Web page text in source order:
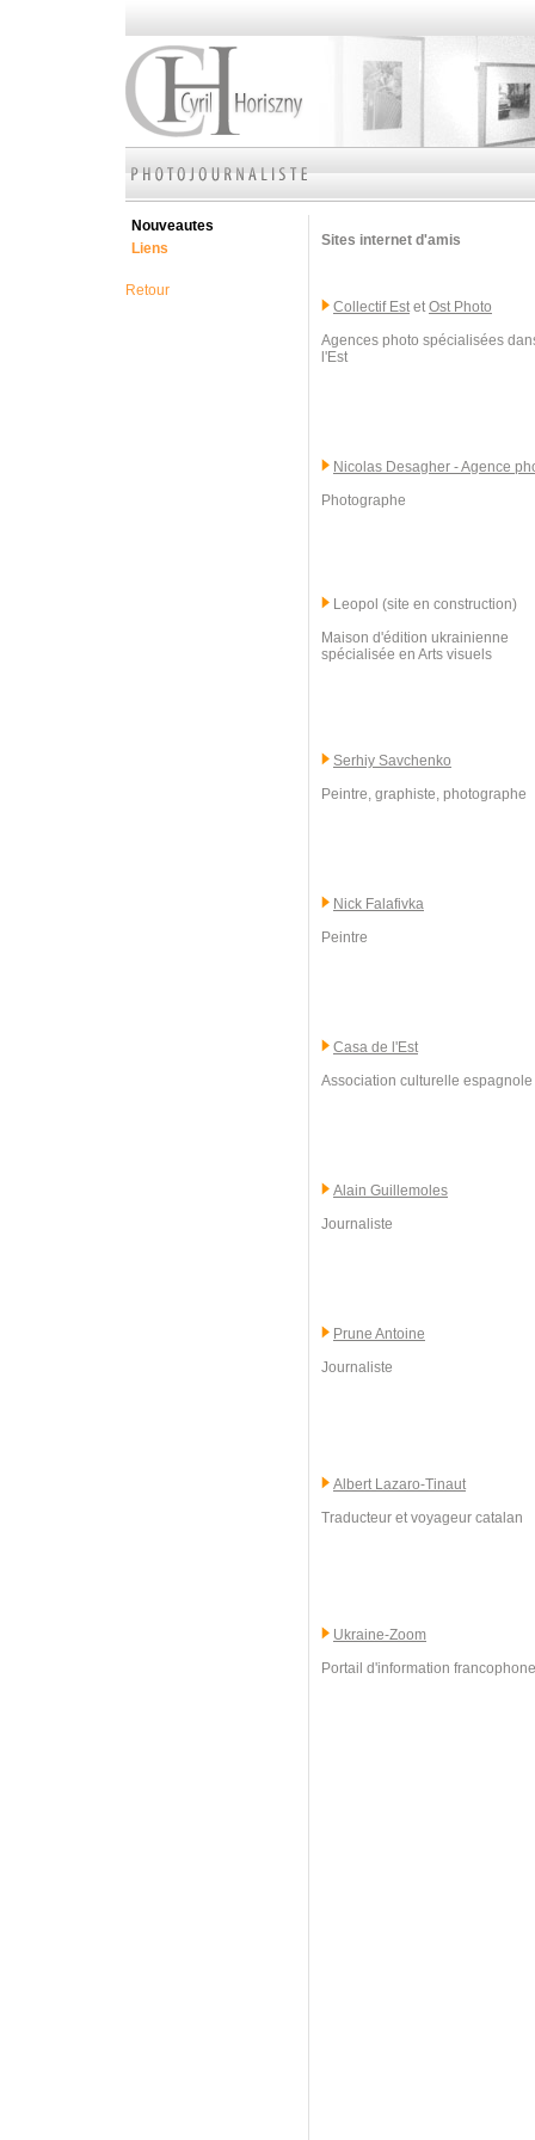
Nouveautes
Liens
Retour
Sites internet d'amis
Collectif Est et Ost Photo
Agences photo spécialisées
l'Est
Nicolas Desagher - Agence
Photographe
Leopol (site en construction)
Maison d'édition ukrainienne
spécialisée en Arts visuels
Serhiy Savchenko
Peintre, graphiste, photographe
Nick Falafivka
Peintre
Casa de l'Est
Association culturelle
Alain Guillemoles
Journaliste
Prune Antoine
Journaliste
Albert Lazaro-Tinaut
Traducteur et voyageur catalan
Ukraine-Zoom
Portail d'information